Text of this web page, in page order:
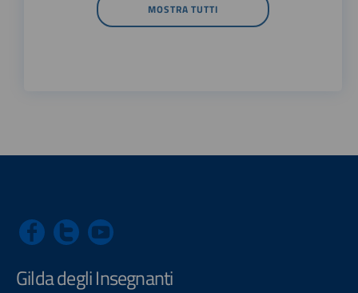
MOSTRA TUTTI
Gilda degli Insegnanti